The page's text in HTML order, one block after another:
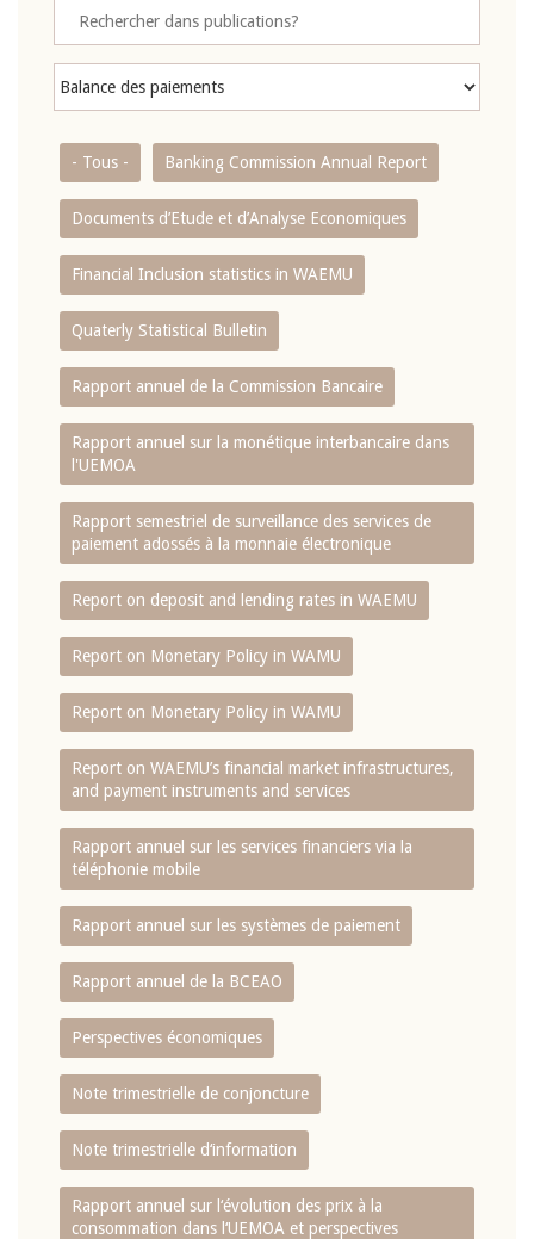
- Tous - Banking Commission Annual Report
Documents d’Etude et d’Analyse Economiques
Financial Inclusion statistics in WAEMU
Quaterly Statistical Bulletin
Rapport annuel de la Commission Bancaire
Rapport annuel sur la monétique interbancaire dans
l'UEMOA
Rapport semestriel de surveillance des services de
paiement adossés à la monnaie électronique
Report on deposit and lending rates in WAEMU
Report on Monetary Policy in WAMU
Report on Monetary Policy in WAMU
Report on WAEMU’s financial market infrastructures,
and payment instruments and services
Rapport annuel sur les services financiers via la
téléphonie mobile
Rapport annuel sur les systèmes de paiement
Rapport annuel de la BCEAO
Perspectives économiques
Note trimestrielle de conjoncture
Note trimestrielle d‘information
Rapport annuel sur l‘évolution des prix à la
consommation dans l‘UEMOA et perspectives